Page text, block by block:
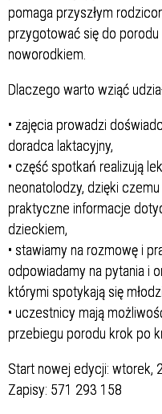
pomaga przyszłym
przygotować się do
noworodkiem.
Dlaczego warto wziąć
• zajęcia prowadzi
doradca laktacyjny,
• część spotkań realizują
neonatolodzy, dzięki
praktyczne informacje
dzieckiem,
• stawiamy na rozmowę i
odpowiadamy na pytania i
którymi spotykają się
• uczestnicy mają
przebiegu porodu krok po
Start nowej edycji: wtorek,
Zapisy: 571 293 158